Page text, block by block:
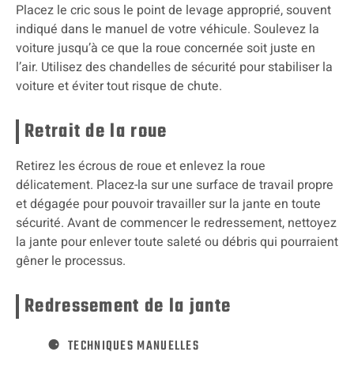
Placez le cric sous le point de levage approprié, souvent
indiqué dans le manuel de votre véhicule. Soulevez la
voiture jusqu’à ce que la roue concernée soit juste en
l’air. Utilisez des chandelles de sécurité pour stabiliser la
voiture et éviter tout risque de chute.
Retrait de la roue
Retirez les écrous de roue et enlevez la roue
délicatement. Placez-la sur une surface de travail propre
et dégagée pour pouvoir travailler sur la jante en toute
sécurité. Avant de commencer le redressement, nettoyez
la jante pour enlever toute saleté ou débris qui pourraient
gêner le processus.
Redressement de la jante
TECHNIQUES MANUELLES